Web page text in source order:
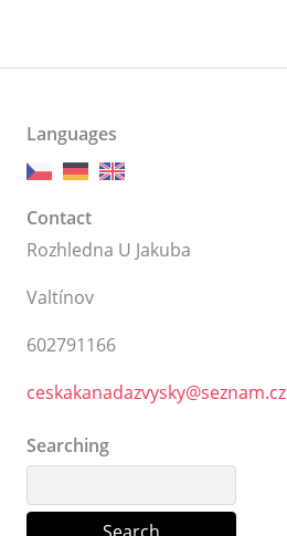
Languages
Contact
Rozhledna U Jakuba
Valtínov
602791166
ceskakanadazvysky@seznam.cz
Searching